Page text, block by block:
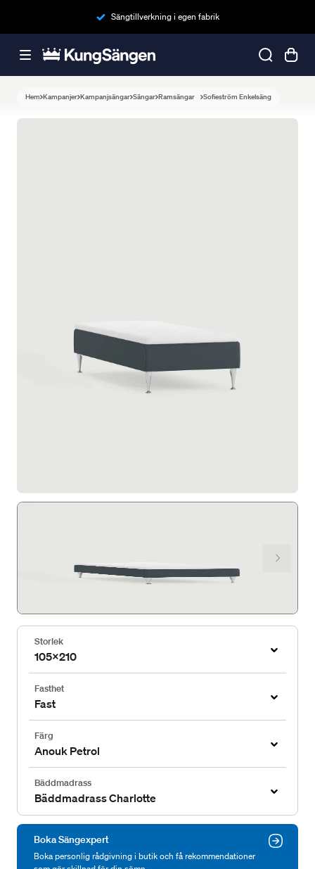
Sängtillverkning i egen fabrik
Hem Kampanjer Kampanjsängar Sängar Ramsängar Sofieström Enkelsäng
Storlek
105x210
Fasthet
Fast
Färg
Anouk Petrol
Bäddmadrass
Bäddmadrass Charlotte
Boka Sängexpert
Boka personlig rådgivning i butik och få rekommendationer